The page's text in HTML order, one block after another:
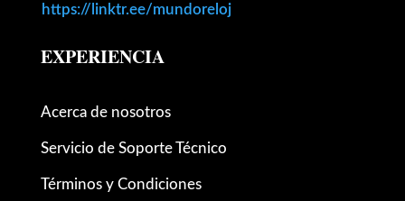
https://linktr.ee/mundoreloj
EXPERIENCIA
Acerca de nosotros
Servicio de Soporte Técnico
Términos y Condiciones